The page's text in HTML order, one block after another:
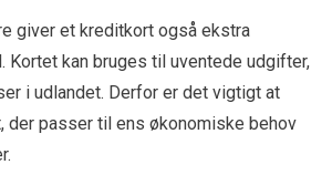
giver et kreditkort også ekstra
Kortet kan bruges til uventede udgifter,
i udlandet. Derfor er det vigtigt at
passer til ens økonomiske behov